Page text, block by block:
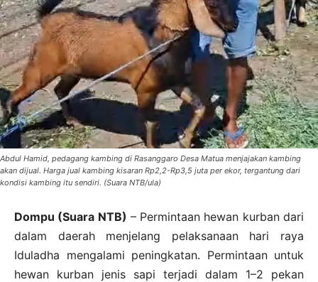
Abdul Hamid, pedagang kambing di Rasanggaro Desa Matua menjajakan kambing
akan dijual. Harga jual kambing kisaran Rp2,2-Rp3,5 juta per ekor, tergantung dari
kondisi kambing itu sendiri. (Suara NTB/ula)
Dompu (Suara NTB) – Permintaan hewan kurban dari
dalam daerah menjelang pelaksanaan hari raya
Iduladha mengalami peningkatan. Permintaan untuk
hewan kurban jenis sapi terjadi dalam 1–2 pekan